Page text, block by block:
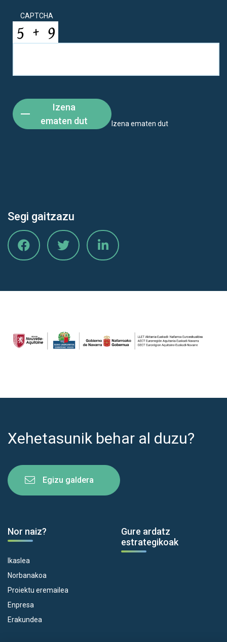
CAPTCHA
Izena
ematen dut
Izena ematen dut
Segi gaitzazu
Xehetasunik behar al duzu?
Egizu galdera
Nor naiz?
Ikaslea
Norbanakoa
Proiektu eremailea
Enpresa
Erakundea
Gure ardatz
estrategikoak